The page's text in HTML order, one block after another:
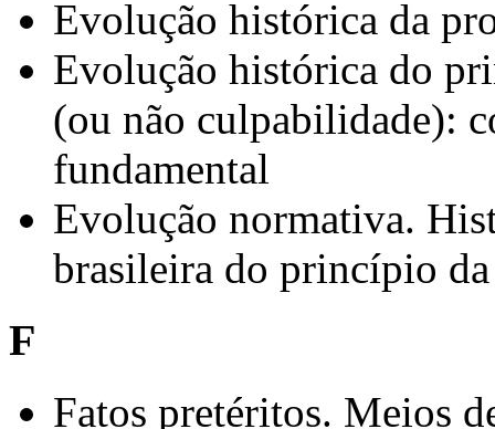
Evolução histórica da
Evolução histórica do
(ou não culpabilidade):
fundamental
Evolução normativa.
brasileira do princípio
F
Fatos pretéritos. Meios